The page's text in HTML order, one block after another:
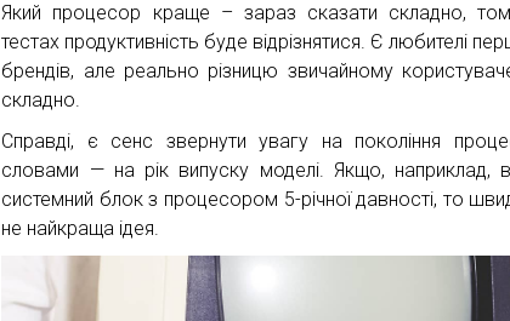
Який процесор краще – зараз сказати складно,
тестах продуктивність буде відрізнятися. Є любителі
брендів, але реально різницю звичайному
складно.
Справді, є сенс звернути увагу на покоління
словами — на рік випуску моделі. Якщо, наприклад,
системний блок з процесором 5-річної давності, то
не найкраща ідея.